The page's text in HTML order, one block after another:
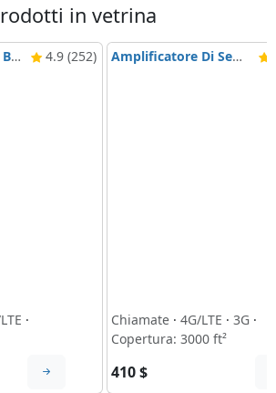
in vetrina
Ripetitore Nikrans BD-3000 5G & 4G 4.9 (252)
·
Amplificatore Di Segnale Nikrans NS-3000-Voice, 3G & 4G
Chiamate · 4G/LTE · 3G ·
Copertura: 3000 ft²
410 $